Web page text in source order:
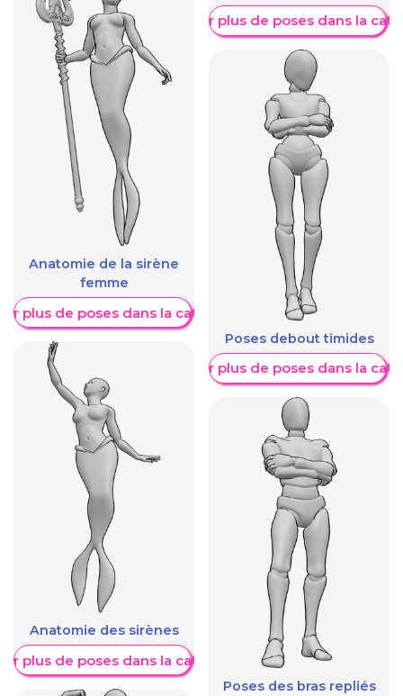
Anatomie de la sirène
femme
plus de poses dans la catégorie
Anatomie des sirènes
plus de poses dans la catégorie
Afficher plus de poses dans la
Poses debout timides
Afficher plus de poses dans la
Poses des bras repliés